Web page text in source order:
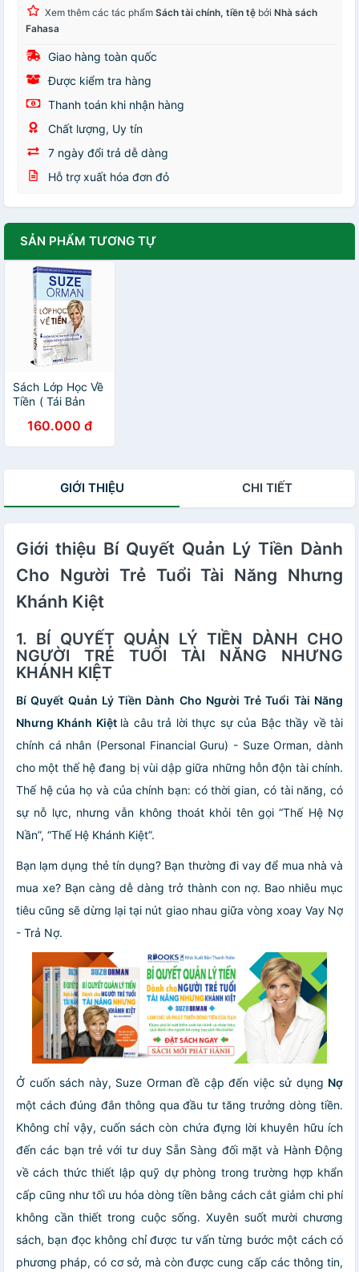
Xem thêm các tác phẩm Sách tài chính, tiền tệ bởi Nhà sách
Fahasa
Giao hàng toàn quốc
Được kiểm tra hàng
Thanh toán khi nhận hàng
Chất lượng, Uy tín
7 ngày đổi trả dễ dàng
Hỗ trợ xuất hóa đơn đỏ
SẢN PHẨM TƯƠNG TỰ
Sách Lớp Học Về
Tiền ( Tái Bản
160.000 đ
GIỚI THIỆU CHI TIẾT
Giới thiệu Bí Quyết Quản Lý Tiền Dành
Cho Người Trẻ Tuổi Tài Năng Nhưng
Khánh Kiệt
1. BÍ QUYẾT QUẢN LÝ TIỀN
DÀNH CHO
NGƯỜI TRẺ TUỔI TÀI NĂNG
NHƯNG
KHÁNH KIỆT
Bí Quyết Quản Lý Tiền Dành Cho Người Trẻ Tuổi Tài Năng
Nhưng Khánh Kiệt là câu trả lời thực sự của Bậc thầy về tài
chính cá nhân (Personal Financial Guru) - Suze Orman, dành
cho một thế hệ đang bị vùi dập giữa những hỗn độn tài chính.
Thế hệ của họ và của chính bạn: có thời gian, có tài năng, có
sự nỗ lực, nhưng vẫn không thoát khỏi tên gọi “Thế Hệ Nợ
Nần”, “Thế Hệ Khánh Kiệt”.
Bạn lạm dụng thẻ tín dụng? Bạn thường đi vay để mua nhà và
mua xe? Bạn càng dễ dàng trở thành con nợ. Bao nhiêu mục
tiêu cũng sẽ dừng lại tại nút giao nhau giữa vòng xoay Vay Nợ
- Trả Nợ.
Ở cuốn sách này, Suze Orman đề cập đến việc sử dụng Nợ
một cách đúng đắn thông qua đầu tư tăng trưởng dòng tiền.
Không chỉ vậy, cuốn sách còn chứa đựng lời khuyên hữu ích
đến các bạn trẻ với tư duy Sẵn Sàng đối mặt và Hành Động
về cách thức thiết lập quỹ dự phòng trong trường hợp khẩn
cấp cũng như tối ưu hóa dòng tiền bằng cách cắt giảm chi phí
không cần thiết trong cuộc sống. Xuyên suốt mười chương
sách, bạn đọc không chỉ được tư vấn từng bước một cách có
phương pháp, có cơ sở, mà còn được cung cấp các thông tin,